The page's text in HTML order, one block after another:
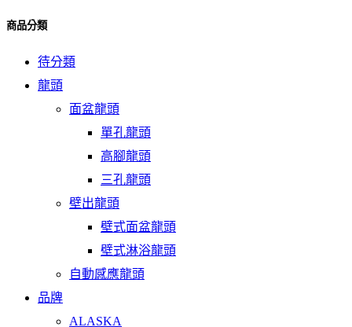
商品分類
待分類
龍頭
面盆龍頭
單孔龍頭
高腳龍頭
三孔龍頭
壁出龍頭
壁式面盆龍頭
壁式淋浴龍頭
自動感應龍頭
品牌
ALASKA